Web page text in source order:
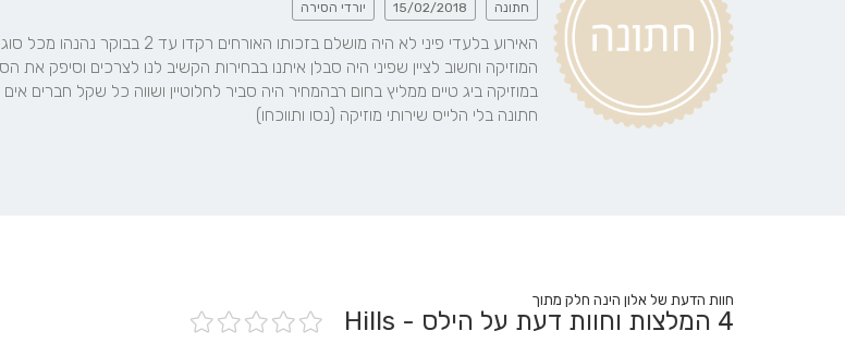
חתונה 15/02/2018 יורדי הסירה
חתונה בלי הלייס שירותי מוזיקה (נסו ותווכחו)
חוות הדעת של אלון הינה חלק מתוך
4 המלצות וחוות דעת על הילס - Hills